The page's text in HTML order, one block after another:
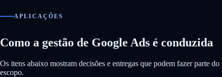
APLICAÇÕES
Como a gestão de Google Ads é conduzida
Os itens abaixo mostram decisões e entregas que podem fazer parte do
escopo.